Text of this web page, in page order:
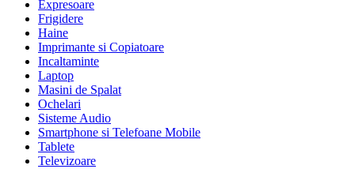
Expresoare
Frigidere
Haine
Imprimante si Copiatoare
Incaltaminte
Laptop
Masini de Spalat
Ochelari
Sisteme Audio
Smartphone si Telefoane Mobile
Tablete
Televizoare